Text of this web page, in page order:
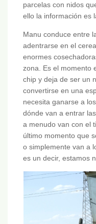
parcelas con nidos
ello la información es
Manu conduce entre
adentrarse en el
enormes
zona. Es el momento
chip y deja de ser un
convertirse en una
necesita ganarse a
dónde van a entrar
a menudo van con el
último momento que
o simplemente van a
es un decir, estamos